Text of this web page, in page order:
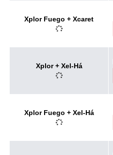
Xplor Fuego + Xcaret
Xplor + Xel-Há
Xplor Fuego + Xel-Há